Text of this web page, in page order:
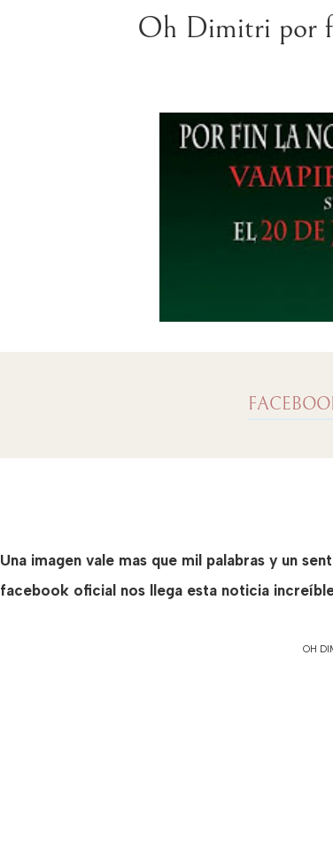
Oh Dimitri por
Una imagen vale mas que mil palabras y un
facebook oficial nos llega esta noticia
OH